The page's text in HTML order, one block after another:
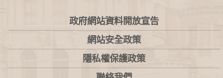
:::
政府網站資料開放宣告
網站安全政策
隱私權保護政策